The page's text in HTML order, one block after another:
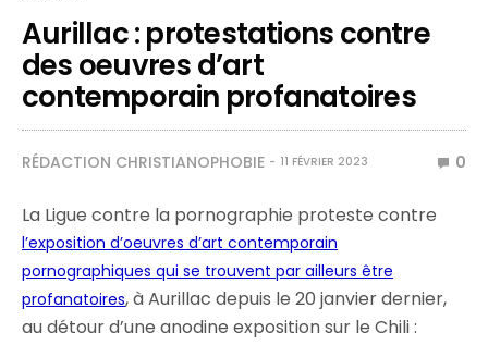
Aurillac : protestations contre
des oeuvres d’art
contemporain profanatoires
RÉDACTION CHRISTIANOPHOBIE 11 FÉVRIER 2023 0
La Ligue contre la pornographie proteste contre
l’exposition d’oeuvres d’art contemporain
pornographiques qui se trouvent par ailleurs être
profanatoires, à Aurillac depuis le 20 janvier dernier,
au détour d’une anodine exposition sur le Chili :